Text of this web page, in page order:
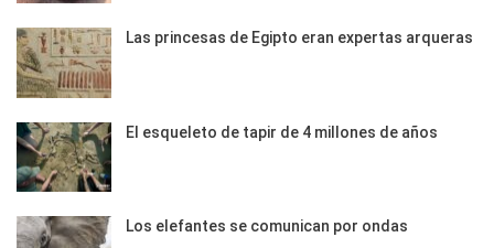
Las princesas de Egipto eran expertas arqueras
El esqueleto de tapir de 4 millones de años
Los elefantes se comunican por ondas